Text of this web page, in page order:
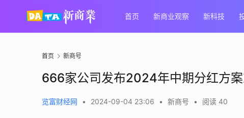
首页 新商业观察 新科技
首页 新商号
666家公司发布2024年中期分红方
览富财经网 • 2024-09-04 23:06 • 新商号 • 阅读 40